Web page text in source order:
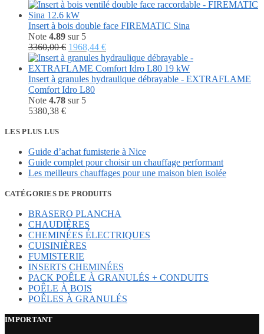
Insert à bois double face FIREMATIC Sina
Note 4.89 sur 5
3360,00€ Le
prix
initial
était :
3360,00 €.
1968,44 €Le
prix
actuel
est :
Insert à granules hydraulique débrayable - EXTRAFLAME
Comfort Idro L80
Note 4.78 sur 5
5380,38 €
LES PLUS LUS
Guide d’achat fumisterie à Nice
Guide complet pour choisir un chauffage performant
Les meilleurs chauffages pour une maison bien isolée
CATÉGORIES DE PRODUITS
BRASERO PLANCHA
CHAUDIÈRES
CHEMINÉES ÉLECTRIQUES
CUISINIÈRES
FUMISTERIE
INSERTS CHEMINÉES
PACK POÊLE À GRANULÉS + CONDUITS
POÊLE À BOIS
POÊLES À GRANULÉS
IMPORTANT